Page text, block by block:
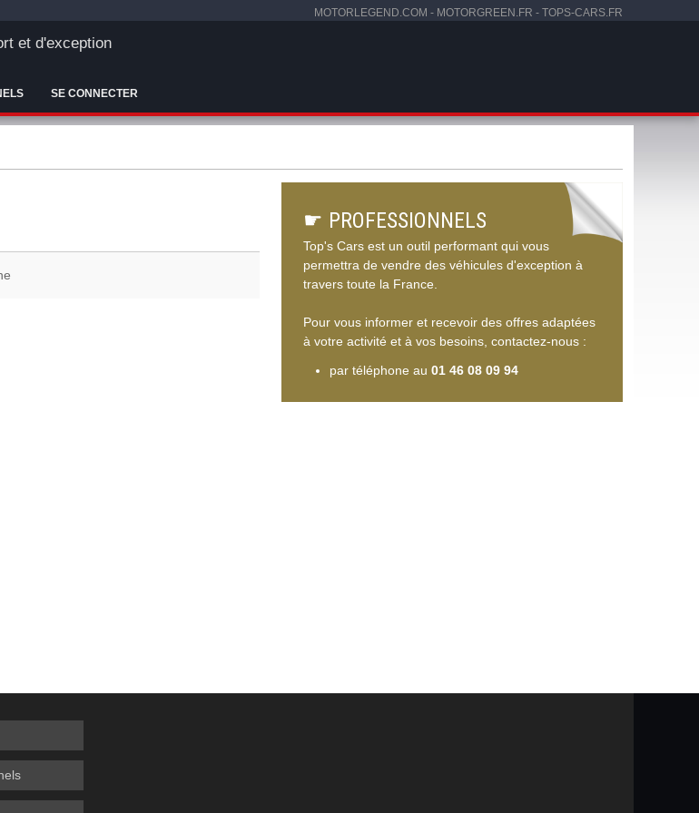
MOTORLEGEND.COM - MOTORGREEN.FR - TOPS-CARS.FR
et d'exception
SE CONNECTER
☛ PROFESSIONNELS
Top's Cars est un outil performant qui vous
permettra de vendre des véhicules d'exception à
travers toute la France.
Pour vous informer et recevoir des offres adaptées
à votre activité et à vos besoins, contactez-nous :
par téléphone au 01 46 08 09 94